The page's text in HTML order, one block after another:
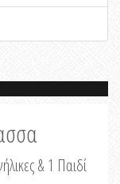
& 1 Παιδί